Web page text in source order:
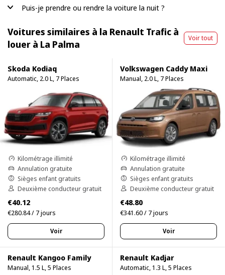
Puis-je prendre ou rendre la voiture la nuit ?
Voitures similaires à la Renault Trafic à
louer à La Palma
Voir tout
Skoda Kodiaq
Automatic, 2.0 L, 7 Places
Kilométrage illimité
Annulation gratuite
Sièges enfant gratuits
Deuxième conducteur gratuit
€40.12
€280.84 / 7 jours
Voir
Volkswagen Caddy Maxi
Manual, 2.0 L, 7 Places
Kilométrage illimité
Annulation gratuite
Sièges enfant gratuits
Deuxième conducteur gratuit
€48.80
€341.60 / 7 jours
Voir
Renault Kangoo Family
Manual, 1.5 L, 5 Places
Renault Kadjar
Automatic, 1.3 L, 5 Places